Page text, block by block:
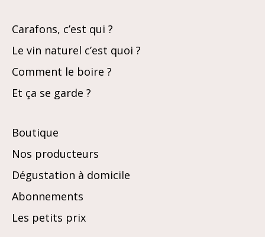
Carafons, c’est qui ?
Le vin naturel c’est quoi ?
Comment le boire ?
Et ça se garde ?
Boutique
Nos producteurs
Dégustation à domicile
Abonnements
Les petits prix